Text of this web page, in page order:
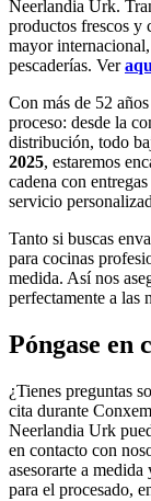
Neerlandia Urk.
productos frescos y
mayor
pescaderías. Ver
Con más de 52
proceso: desde la
distribución, todo
2025, estaremos
cadena con
servicio
Tanto si buscas
para cocinas
medida. Así nos
perfectamente a las
Póngase en
¿Tienes preguntas
cita durante
Neerlandia Urk
en contacto con
asesorarte a medida
para el procesado,